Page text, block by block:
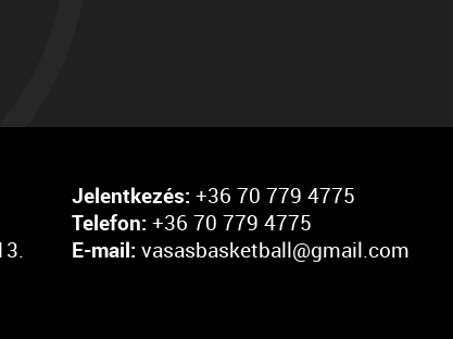
Jelentkezés: +36 70 779 4775
Telefon: +36 70 779 4775
E-mail: vasasbasketball@gmail.com